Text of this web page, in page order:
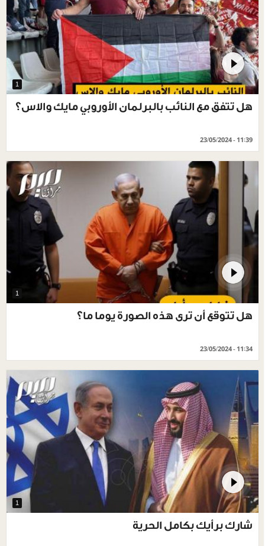
1
هل تتفق مع النائب بالبرلمان الأوروبي مايك والاس؟
23/05/2024 - 11:39
1
هل تتوقع أن ترى هذه الصورة يوما ما؟
23/05/2024 - 11:34
1
شارك برأيك بكامل الحرية